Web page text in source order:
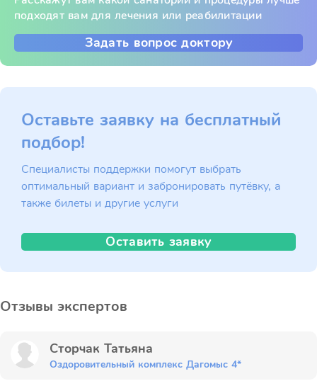
подходят вам для лечения или реабилитации
Задать вопрос доктору
Оставьте заявку на бесплатный
подбор!
Специалисты поддержки помогут выбрать
оптимальный вариант и забронировать путёвку, а
также билеты и другие услуги
Оставить заявку
Отзывы экспертов
Сторчак Татьяна
Оздоровительный комплекс Дагомыс 4*